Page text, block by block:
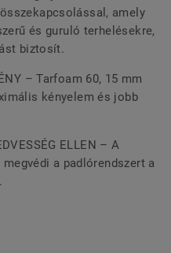
amely
és guruló terhelésekre,
biztosít.
– Tarfoam 60, 15 mm
kényelem és jobb
ELLEN – A
a padlórendszert a